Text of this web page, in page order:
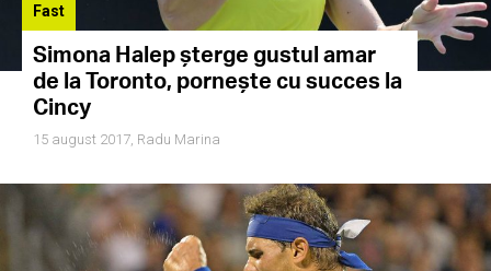
Fast
Simona Halep șterge gustul amar
de la Toronto, pornește cu succes la
Cincy
15 august 2017, Radu Marina